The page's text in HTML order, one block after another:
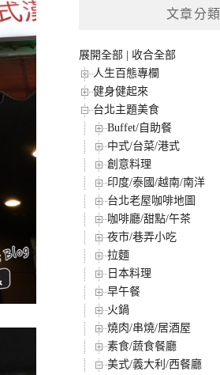
文章分類
展開全部
收合全部
人生百態專欄
健身健起來
台北主題美食
Buffet/自助餐
中式/台菜/港式
創意料理
印度/泰國/越南/南洋
台北老屋咖啡地圖
咖啡廳/甜點/午茶
夜市/巷弄小吃
拉麵
日本料理
早午餐
火鍋
燒肉/串燒/居酒屋
素食/蔬食餐廳
美式/義大利/西餐廳